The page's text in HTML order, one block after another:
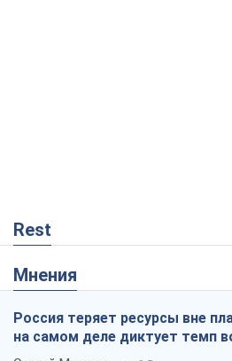
Rest
Мнения
Россия теряет ресурсы вне
на самом деле диктует темп